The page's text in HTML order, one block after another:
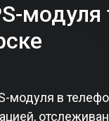
модуля в